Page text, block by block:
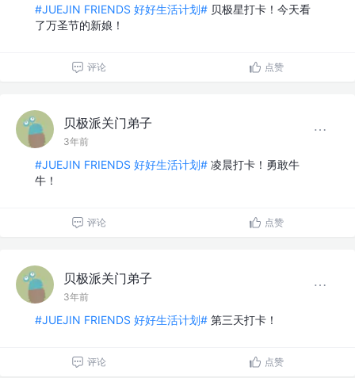
#JUEJIN FRIENDS 好好生活计划# 贝极星打卡！今天看
了万圣节的新娘！
评论 点赞
贝极派关门弟子
3年前
#JUEJIN FRIENDS 好好生活计划# 凌晨打卡！勇敢牛
牛！
评论 点赞
贝极派关门弟子
3年前
#JUEJIN FRIENDS 好好生活计划# 第三天打卡！
评论 点赞